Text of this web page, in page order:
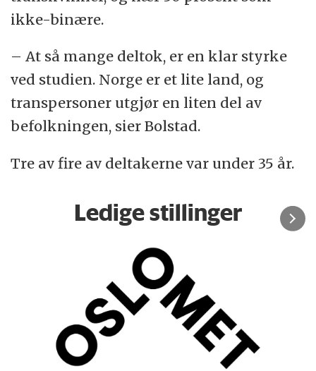
ikke-binære.
– At så mange deltok, er en klar styrke
ved studien. Norge er et lite land, og
transpersoner utgjør en liten del av
befolkningen, sier Bolstad.
Tre av fire av deltakerne var under 35 år.
Ledige stillinger